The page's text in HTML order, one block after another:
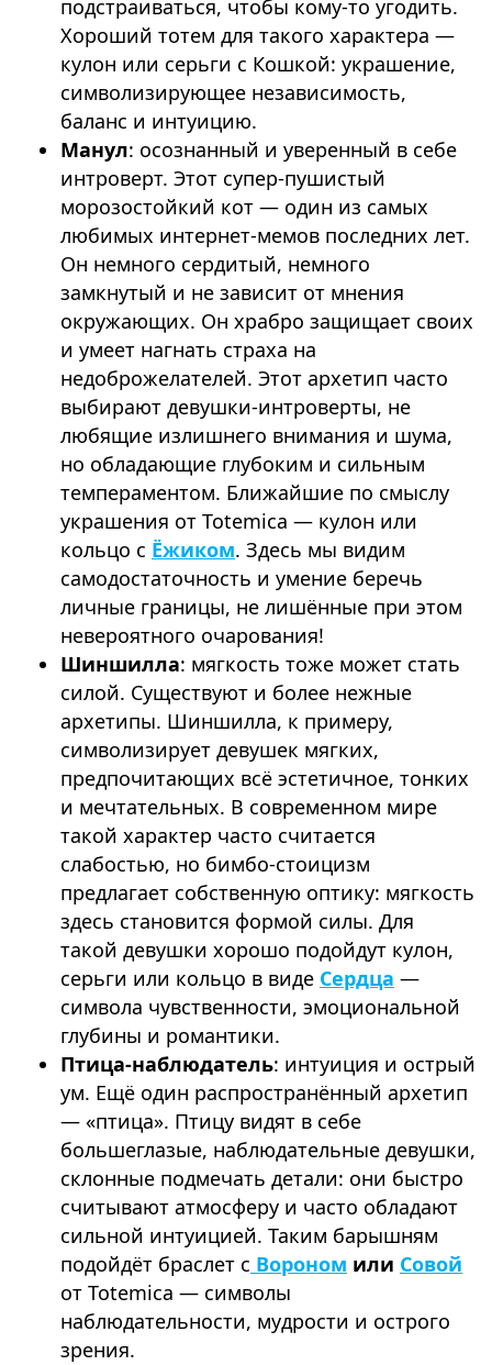
подстраиваться, чтобы кому-то угодить.
Хороший тотем для такого характера —
кулон или серьги с Кошкой: украшение,
символизирующее независимость,
баланс и интуицию.
Манул: осознанный и уверенный в себе
интроверт. Этот супер-пушистый
морозостойкий кот — один из самых
любимых интернет-мемов последних лет.
Он немного сердитый, немного
замкнутый и не зависит от мнения
окружающих. Он храбро защищает своих
и умеет нагнать страха на
недоброжелателей. Этот архетип часто
выбирают девушки-интроверты, не
любящие излишнего внимания и шума,
но обладающие глубоким и сильным
темпераментом. Ближайшие по смыслу
украшения от Totemica — кулон или
кольцо с Ёжиком. Здесь мы видим
самодостаточность и умение беречь
личные границы, не лишённые при этом
невероятного очарования!
Шиншилла: мягкость тоже может стать
силой. Существуют и более нежные
архетипы. Шиншилла, к примеру,
символизирует девушек мягких,
предпочитающих всё эстетичное, тонких
и мечтательных. В современном мире
такой характер часто считается
слабостью, но бимбо-стоицизм
предлагает собственную оптику: мягкость
здесь становится формой силы. Для
такой девушки хорошо подойдут кулон,
серьги или кольцо в виде Сердца —
символа чувственности, эмоциональной
глубины и романтики.
Птица-наблюдатель: интуиция и острый
ум. Ещё один распространённый архетип
— «птица». Птицу видят в себе
большеглазые, наблюдательные девушки,
склонные подмечать детали: они быстро
считывают атмосферу и часто обладают
сильной интуицией. Таким барышням
подойдёт браслет с Вороном или Совой
от Totemica — символы
наблюдательности, мудрости и острого
зрения.